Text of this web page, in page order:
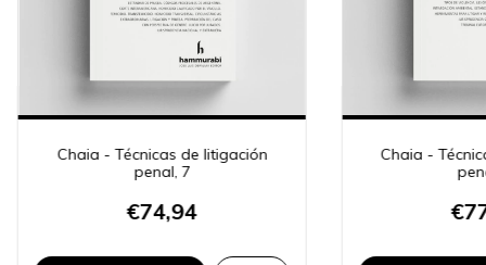
Chaia - Técnicas de litigación
penal, 7
€74,94
Chaia -